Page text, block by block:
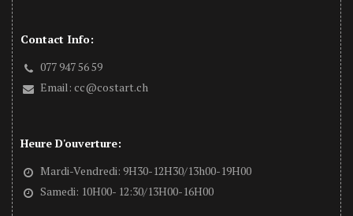
Contact Info:
077 947 56 59
Email: cc@costart.ch
Heure D'ouverture:
Mardi-Vendredi: 9H30-12H30/13h00-19H00
Samedi: 10H00- 12:30/13H00-16H00